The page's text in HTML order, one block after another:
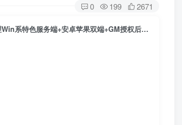
0 199 2671
战神引擎传奇手游【1.80新UI战圣巅峰复古大背包-白猪3】最新整理Win系特色服务端+安卓苹果双端+GM授权后台+详细搭建教程